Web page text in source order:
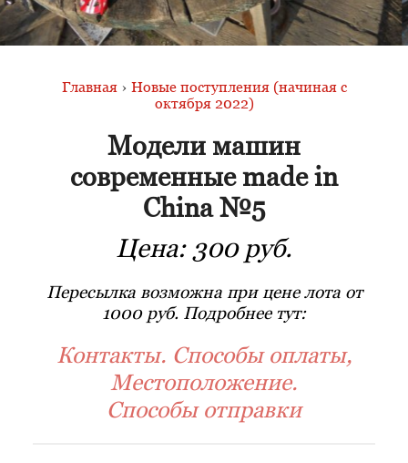
Главная › Новые поступления (начиная с
октября 2022)
Модели машин
современные made in
China №5
Цена: 300 руб.
Пересылка возможна при цене лота от
1000 руб. Подробнее тут:
Контакты. Способы оплаты,
Местоположение.
Способы отправки